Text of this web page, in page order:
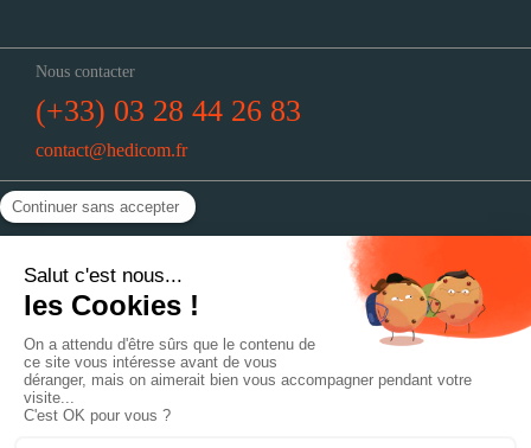
Nous contacter
(+33) 03 28 44 26 83
contact@hedicom.fr
Nous trouver
59190 Hazebrouck
Du lundi au jeudi : 8h30-12h30 // 14h-18h
Le vendredi : 8h30-12h30 // 14h-17h